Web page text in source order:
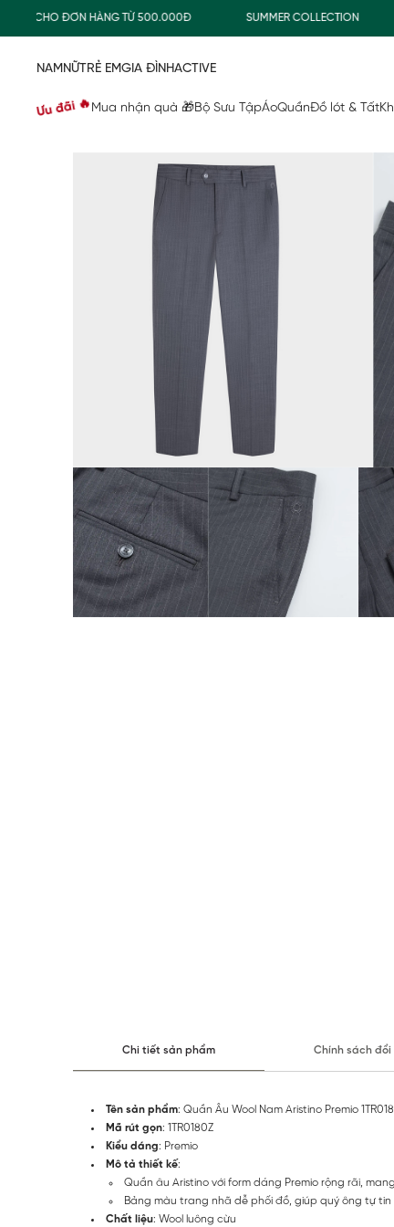
CHO ĐƠN HÀNG TỪ 500.000Đ SUMMER COLLECTION
NAMNỮTRẺ EMGIA ĐÌNHACTIVE
Ưu đãi 🔥 Mua nhận quà 🎁Bộ Sưu TậpÁoQuầnĐồ lót & Tất
Chi tiết sản phẩm Chính sách đổi
Tên sản phẩm: Quần Âu Wool Nam Aristino Premio
Mã rút gọn: 1TR0180Z
Kiểu dáng: Premio
Mô tả thiết kế:
Quần âu Aristino với form dáng Premio rộng rãi,
Bảng màu trang nhã dễ phối đồ, giúp quý ông tự
Chất liệu: Wool luông cừu